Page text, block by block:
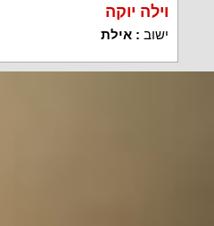
וילה יוקה
ישוב :אילת